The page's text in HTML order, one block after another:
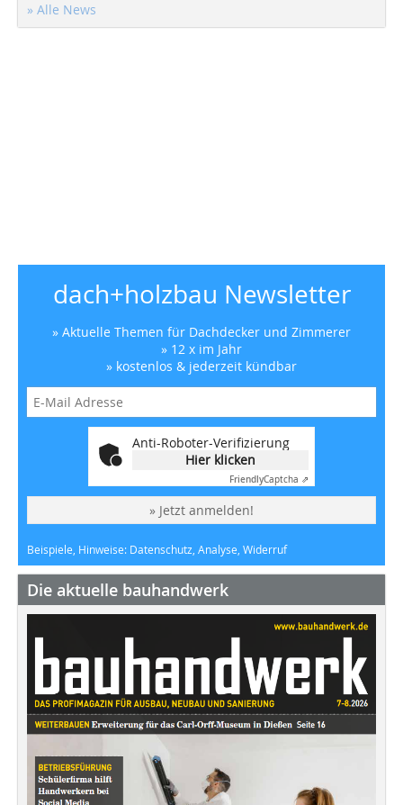
» Alle News
dach+holzbau Newsletter
» Aktuelle Themen für Dachdecker und Zimmerer
» 12 x im Jahr
» kostenlos & jederzeit kündbar
Anti-Roboter-Verifizierung
Hier klicken
FriendlyCaptcha ⇗
» Jetzt anmelden!
Beispiele, Hinweise: Datenschutz, Analyse, Widerruf
Die aktuelle bauhandwerk